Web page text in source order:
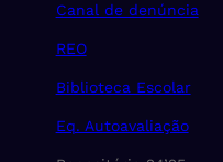
Canal de denúncia
REO
Biblioteca Escolar
Eq. Autoavaliação